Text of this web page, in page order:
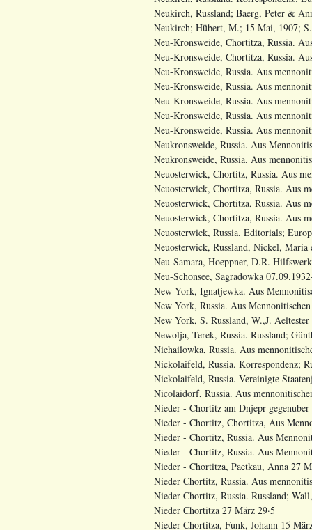
Neukirch, Russland; Baerg, Peter &
Neukirch; Hübert, M.; 15 Mai, 1907;
Neu-Kronsweide, Chortitza, Russia.
Neu-Kronsweide, Chortitza, Russia.
Neu-Kronsweide, Russia. Aus
Neu-Kronsweide, Russia. Aus
Neu-Kronsweide, Russia. Aus
Neu-Kronsweide, Russia. Aus
Neu-Kronsweide, Russia. Aus
Neukronsweide, Russia. Aus
Neukronsweide, Russia. Aus
Neuosterwick, Chortitz, Russia. Aus
Neuosterwick, Chortitza, Russia. Aus
Neuosterwick, Chortitza, Russia. Aus
Neuosterwick, Chortitza, Russia. Aus
Neuosterwick, Russia. Editorials;
Neuosterwick, Russland, Nickel,
Neu-Samara, Hoeppner, D.R.
Neu-Schonsee, Sagradowka
New York, Ignatjewka. Aus
New York, Russia. Aus
New York, S. Russland, W.,J.
Newolja, Terek, Russia. Russland;
Nichailowka, Russia. Aus
Nickolaifeld, Russia. Korrespondenz;
Nickolaifeld, Russia. Vereinigte
Nicolaidorf, Russia. Aus
Nieder - Chortitz am Dnjepr
Nieder - Chortitz, Chortitza, Aus
Nieder - Chortitz, Russia. Aus
Nieder - Chortitz, Russia. Aus
Nieder - Chortitza, Paetkau, Anna 27
Nieder Chortitz, Russia. Aus
Nieder Chortitz, Russia. Russland;
Nieder Chortitza 27 März 29·5
Nieder Chortitza, Funk, Johann 15